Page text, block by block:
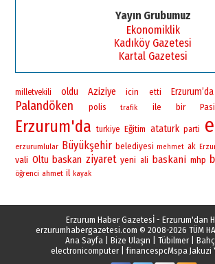
Yayın Grubumuz
Ekonomiklik
Kadıköy Gazetesi
Kartal Gazetesi
milletvekili oldu Aziziye icin etti Erzurum’da
Palandöken polis trafik ile bir
Erzurum'da turkiye Eğitim ataturk parti
erzurumlular Büyükşehir belediyesi mehmet ak
vali Oltu baskan ziyaret yeni ali baskani mhp
öğrenci ahmet il kayak
Erzurum Haber Gazetesİ - Erzurum'dan
erzurumhabergazetesi.com © 2008-2026 TÜM
Ana Sayfa
Bize Ulaşın Tübilmer|
electronicomputer |financespcMspa Jakuzi